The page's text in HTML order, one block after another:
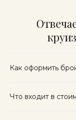
Как оформить
Что входит в